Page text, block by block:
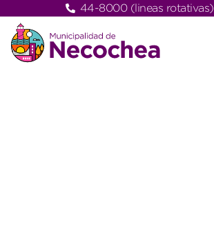
44-8000 (lineas rotativas)